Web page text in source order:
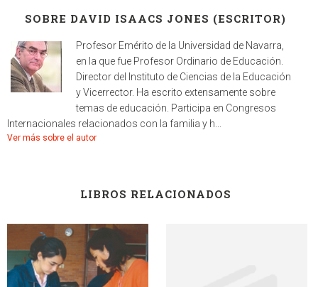
SOBRE DAVID ISAACS JONES (ESCRITOR)
Profesor Emérito de la Universidad de Navarra,
en la que fue Profesor Ordinario de Educación.
Director del Instituto de Ciencias de la Educación
y Vicerrector. Ha escrito extensamente sobre
temas de educación. Participa en Congresos
Internacionales relacionados con la familia y h...
Ver más sobre el autor
LIBROS RELACIONADOS